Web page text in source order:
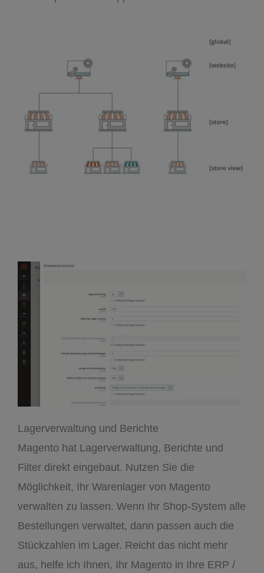
Lagerverwaltung und Berichte
Magento hat Lagerverwaltung, Berichte und
Filter direkt eingebaut. Nutzen Sie die
Möglichkeit, Ihr Warenlager von Magento
verwalten zu lassen. Wenn Ihr Shop-System alle
Bestellungen verwaltet, dann passen auch die
Stückzahlen im Lager. Reicht das nicht mehr
aus, helfe ich Ihnen, Ihr Magento in Ihre ERP /